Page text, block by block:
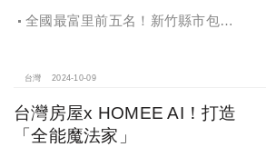
全國最富里前五名！新竹縣市包辦4
台灣 2024-10-09
台灣房屋x HOMEE AI！打造
「全能魔法家」